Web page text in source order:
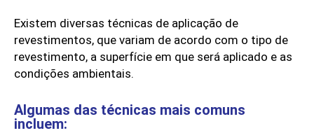
Existem diversas técnicas de aplicação de
revestimentos, que variam de acordo com o tipo de
revestimento, a superfície em que será aplicado e as
condições ambientais.
Algumas das técnicas mais comuns
incluem: